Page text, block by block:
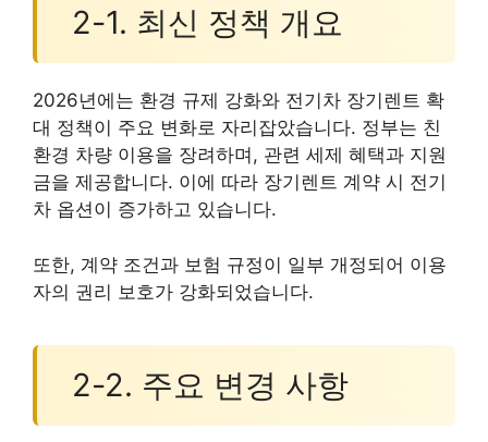
2-1. 최신 정책 개요
2026년에는 환경 규제 강화와 전기차 장기렌트 확
대 정책이 주요 변화로 자리잡았습니다. 정부는 친
환경 차량 이용을 장려하며, 관련 세제 혜택과 지원
금을 제공합니다. 이에 따라 장기렌트 계약 시 전기
차 옵션이 증가하고 있습니다.
또한, 계약 조건과 보험 규정이 일부 개정되어 이용
자의 권리 보호가 강화되었습니다.
2-2. 주요 변경 사항